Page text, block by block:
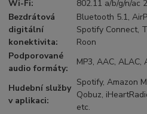
Wi-Fi:
802.11 a/b/g/n/ac
Bezdrátová
digitální
konektivita:
Bluetooth 5.1,
Spotify Connect,
Roon
Podporované
audio formáty:
MP3, AAC, ALAC,
Hudební služby
v aplikaci:
Spotify, Amazon
Qobuz,
etc.